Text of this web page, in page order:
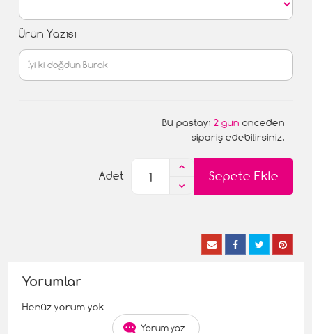
Ürün Yazısı
Bu pastayı 2 gün önceden
sipariş edebilirsiniz.
Sepete Ekle
Adet
Yorumlar
Henüz yorum yok
Yorum yaz